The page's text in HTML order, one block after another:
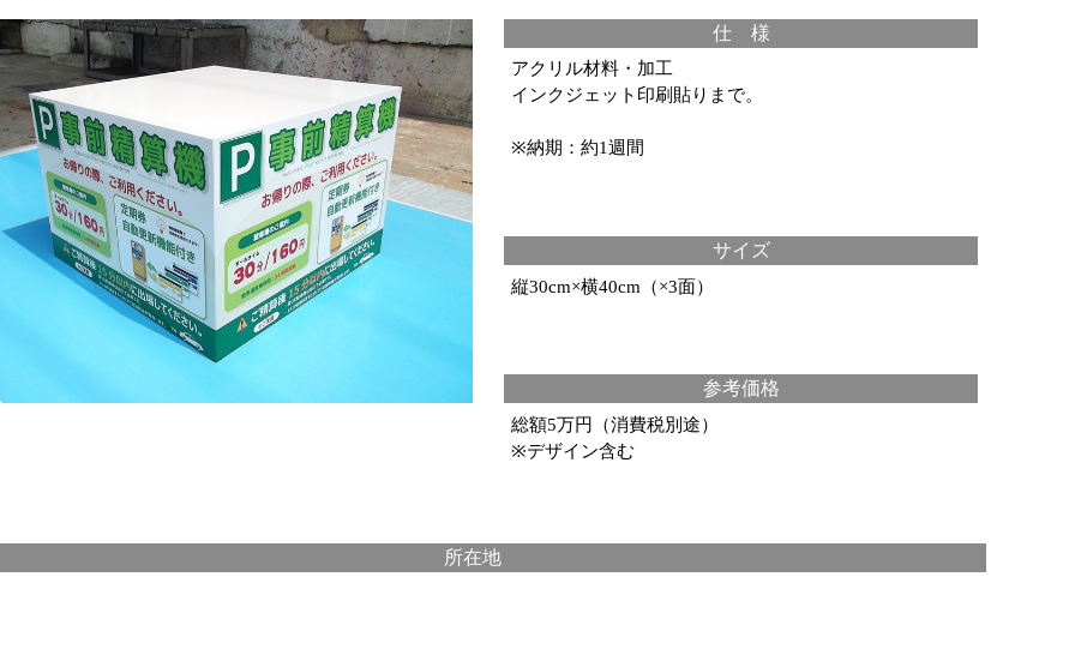
仕 様
アクリル材料・加工
インクジェット印刷貼りまで。
※納期：約1週間
サイズ
縦30cm×横40cm（×3面）
参考価格
総額5万円（消費税別途）
※デザイン含む
所在地